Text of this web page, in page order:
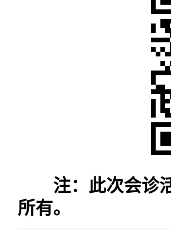
注：此次会诊活
所有。